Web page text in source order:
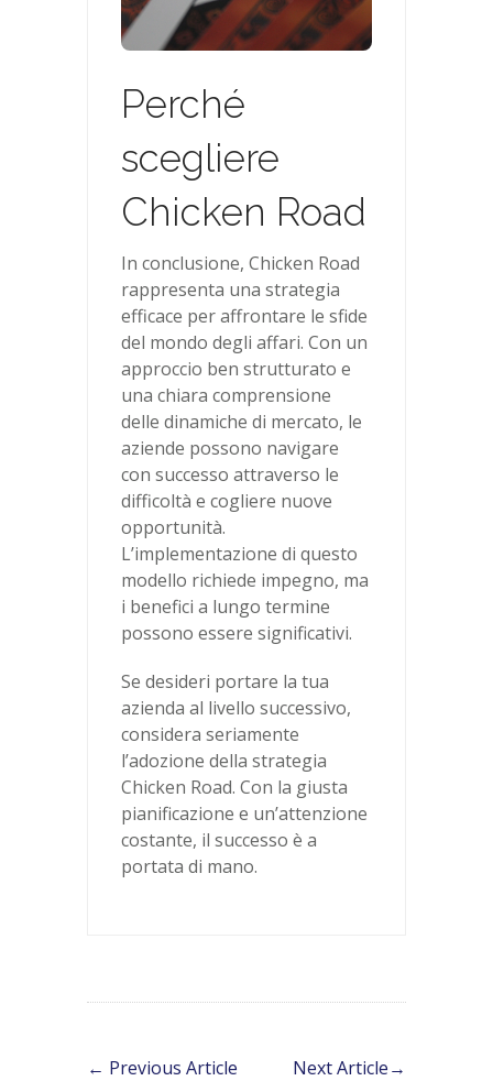
Perché
scegliere
Chicken Road
In conclusione, Chicken Road
rappresenta una strategia
efficace per affrontare le sfide
del mondo degli affari. Con un
approccio ben strutturato e
una chiara comprensione
delle dinamiche di mercato, le
aziende possono navigare
con successo attraverso le
difficoltà e cogliere nuove
opportunità.
L’implementazione di questo
modello richiede impegno, ma
i benefici a lungo termine
possono essere significativi.
Se desideri portare la tua
azienda al livello successivo,
considera seriamente
l’adozione della strategia
Chicken Road. Con la giusta
pianificazione e un’attenzione
costante, il successo è a
portata di mano.
← Previous Article Next Article→